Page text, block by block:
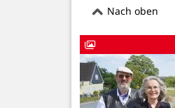
Nach oben